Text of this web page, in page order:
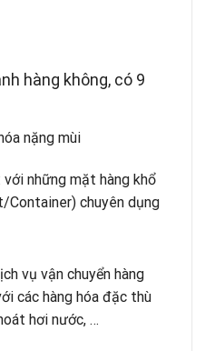
hàng không, có 9
nặng mùi
với những mặt hàng khổ
Container) chuyên dụng
vụ vận chuyển hàng
các hàng hóa đặc thù
hơi nước, …